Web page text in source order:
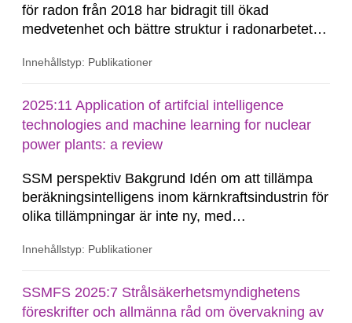
för radon från 2018 har bidragit till ökad
medvetenhet och bättre struktur i radonarbetet,
informationskampanjer bör genomföras för att
radonmätningar, särskilt i småhus och på
arbetsplatser. Radon...
Innehållstyp: Publikationer
2025:11 Application of artifcial intelligence
technologies and machine learning for nuclear
power plants: a review
SSM perspektiv Bakgrund Idén om att tillämpa
beräkningsintelligens inom kärnkraftsindustrin för
olika tillämpningar är inte ny, med
2000-tal. Med utvecklingen och populariteten av
överväga att tillämpa AI-teknik i kärnkraftverk...
Innehållstyp: Publikationer
SSMFS 2025:7 Strålsäkerhetsmyndighetens
föreskrifter och allmänna råd om övervakning av